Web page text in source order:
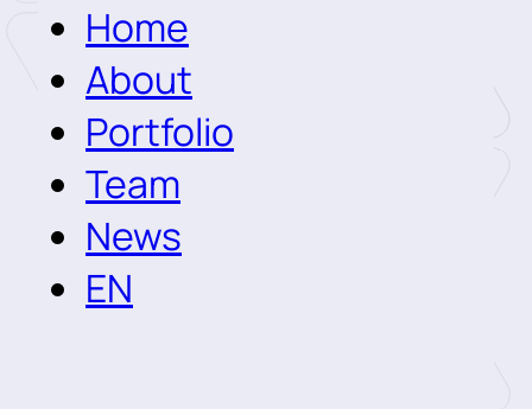
Home
About
Portfolio
Team
News
EN